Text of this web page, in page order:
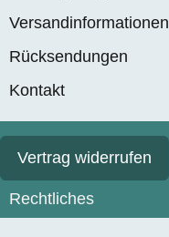
Versandinformationen
Rücksendungen
Kontakt
Vertrag widerrufen
Rechtliches